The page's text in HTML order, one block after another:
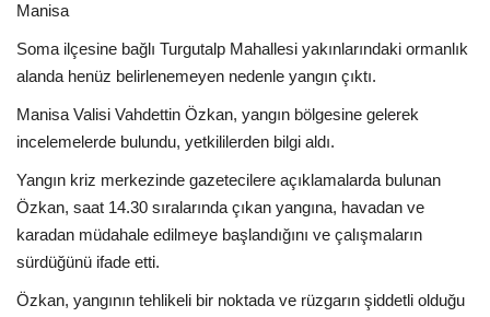
Manisa
Soma ilçesine bağlı Turgutalp Mahallesi yakınlarındaki ormanlık
alanda henüz belirlenemeyen nedenle yangın çıktı.
Manisa Valisi Vahdettin Özkan, yangın bölgesine gelerek
incelemelerde bulundu, yetkililerden bilgi aldı.
Yangın kriz merkezinde gazetecilere açıklamalarda bulunan
Özkan, saat 14.30 sıralarında çıkan yangına, havadan ve
karadan müdahale edilmeye başlandığını ve çalışmaların
sürdüğünü ifade etti.
Özkan, yangının tehlikeli bir noktada ve rüzgarın şiddetli olduğu